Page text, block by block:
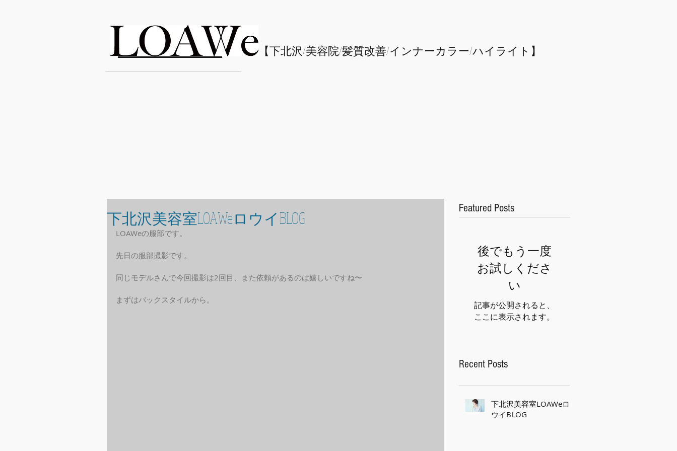
LOAWe ​【下北沢/美容院/髪質改善/インナーカラー/​ハイライト】
下北沢美容室LOAWeロウイBLOG
LOAWeの服部です。
先日の服部撮影です。
同じモデルさんで今回撮影は2回目、また依頼があるのは嬉しいですね〜
まずはバックスタイルから。
Featured Posts
後でもう一度
お試しくださ
い
記事が公開されると、
ここに表示されます。
Recent Posts
下北沢美容室LOAWeロ
ウイBLOG